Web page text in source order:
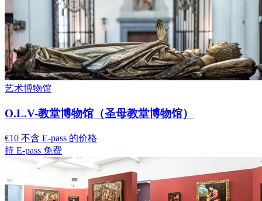
艺术博物馆
O.L.V-教堂博物馆（圣母教堂博物馆）
€10 不含 E-pass 的价格
持 E-pass 免费